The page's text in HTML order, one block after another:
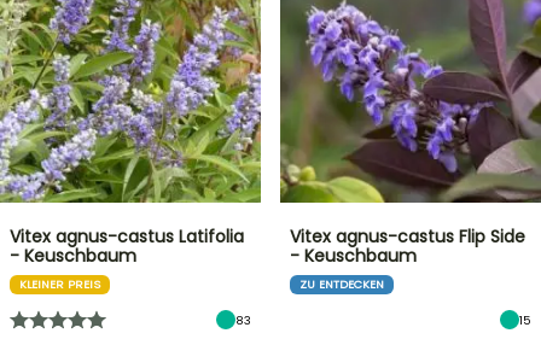
Vitex agnus-castus Latifolia
- Keuschbaum
KLEINER PREIS
83
Vitex agnus-castus Flip Side
- Keuschbaum
ZU ENTDECKEN
15